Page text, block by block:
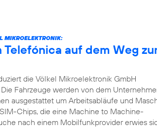
MIKROELEKTRONIK:
auf dem Weg
die Völkel Mikroelektronik GmbH
Fahrzeuge werden von dem
ausgestattet um Arbeitsabläufe und
Chips, die eine Machine to Machine-
nach einem Mobilfunkprovider erwies